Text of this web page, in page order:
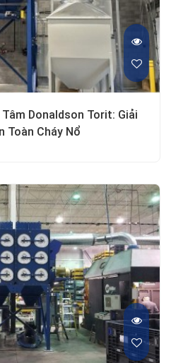
Donaldson Torit: Giải
Toàn Cháy Nổ